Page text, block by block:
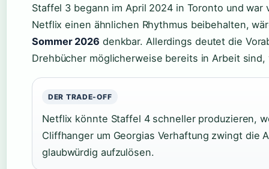
Staffel 3 begann im April 2024 in Toronto und
Netflix einen ähnlichen Rhythmus beibehalten,
Sommer 2026 denkbar. Allerdings deutet die
Drehbücher möglicherweise bereits in Arbeit
DER TRADE-OFF
Netflix könnte Staffel 4 schneller produzieren,
Cliffhanger um Georgias Verhaftung zwingt die
glaubwürdig aufzulösen.